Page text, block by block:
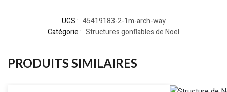
UGS : 45419183-2-1m-arch-way
Catégorie : Structures gonflables de Noël
PRODUITS SIMILAIRES